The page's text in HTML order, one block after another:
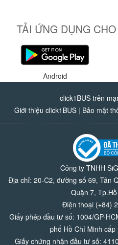
TẢI ỨNG DỤNG
Android
click1BUS trên
Giới thiệu click1BUS| Bảo mật
Công ty TNHH
Địa chỉ: 20-C2, đường số 69, Tân
Quận 7,
Điện thoại (+84)
Giấy phép đầu tư số: 1004/GP-
phố Hồ Chí Minh
Giấy chứng nhận đầu tư số: